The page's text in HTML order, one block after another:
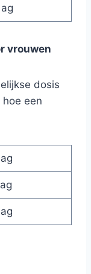
vrouwen
dosis
een